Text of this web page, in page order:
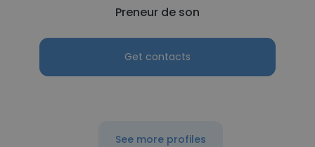
Preneur de son
Get contacts
See more profiles